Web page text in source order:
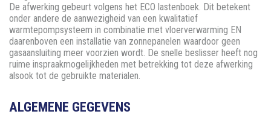
De afwerking gebeurt volgens het ECO lastenboek. Dit betekent
onder andere de aanwezigheid van een kwalitatief
warmtepompsysteem in combinatie met vloerverwarming EN
daarenboven een installatie van zonnepanelen waardoor geen
gasaansluiting meer voorzien wordt. De snelle beslisser heeft nog
ruime inspraakmogelijkheden met betrekking tot deze afwerking
alsook tot de gebruikte materialen.
ALGEMENE GEGEVENS